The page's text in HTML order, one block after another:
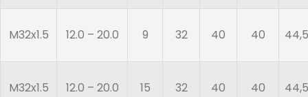
M32x1.5 12.0 – 20.0 9 32 40 40 44,5
M32x1.5 12.0 – 20.0 15 32 40 40 44,5